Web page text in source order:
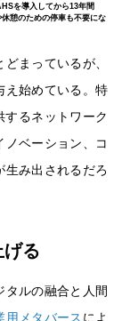
を導入してから13年間
憩のための停車も不要にな
まっているが、
え始めている。特
するネットワーク
ノベーション、コ
生み出されるだろ
る
ルの融合と人間
用メタバース によ